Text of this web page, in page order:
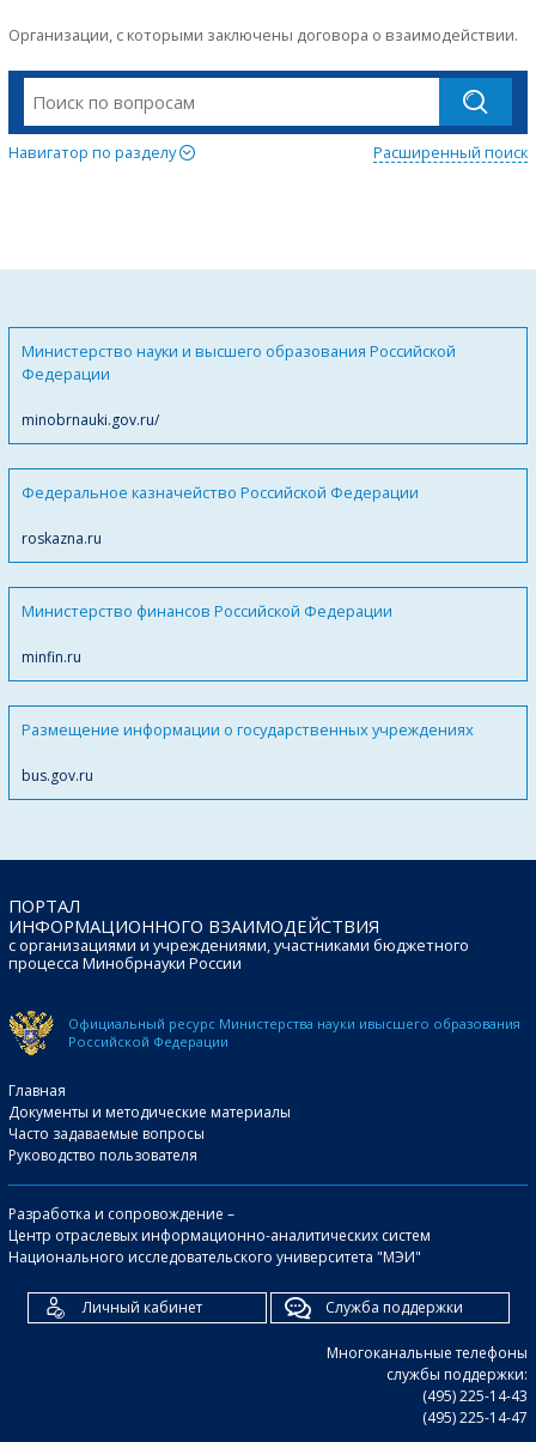
Организации, с которыми заключены договора о взаимодействии.
Навигатор по разделу Расширенный поиск
Министерство науки и высшего образования Российской
Федерации
minobrnauki.gov.ru/
Федеральное казначейство Российской Федерации
roskazna.ru
Министерство финансов Российской Федерации
minfin.ru
Размещение информации о государственных учреждениях
bus.gov.ru
ПОРТАЛ
ИНФОРМАЦИОННОГО ВЗАИМОДЕЙСТВИЯ
с организациями и учреждениями, участниками бюджетного
процесса Минобрнауки России
Официальный ресурс Министерства науки ивысшего образования
Российской Федерации
Главная
Документы и методические материалы
Часто задаваемые вопросы
Руководство пользователя
Разработка и сопровождение –
Центр отраслевых информационно-аналитических систем
Национального исследовательского университета "МЭИ"
Личный кабинет Служба поддержки
Многоканальные телефоны
службы поддержки:
(495) 225-14-43
(495) 225-14-47